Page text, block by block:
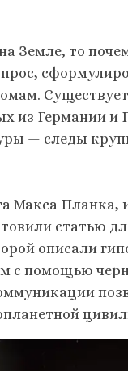
Земле, то
из Германии и
— следы
Макса Планка,
статью
описали
с помощью